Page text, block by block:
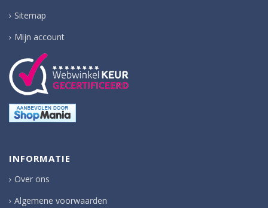
Sitemap
Mijn account
INFORMATIE
Over ons
Algemene voorwaarden